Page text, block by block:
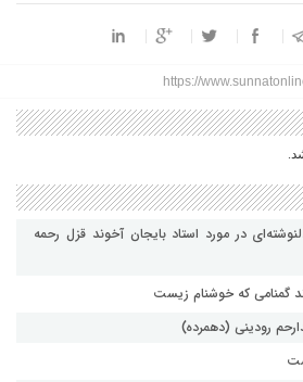
https://
در مورد استاد بایجان آخوند قزل رحمه
گمنامی که خوشنام زیست
رودینی (دهمرده)